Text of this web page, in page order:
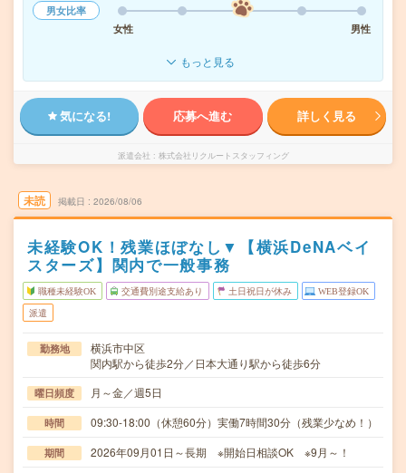
男女比率
女性
男性
もっと見る
気になる! 応募へ進む 詳しく見る
派遣会社 株式会社リクルートスタッフィング
未読 掲載日 2026/08/06
未経験OK！残業ほぼなし▼【横浜DeNAベイ
スターズ】関内で一般事務
職種未経験OK 交通費別途支給あり 土日祝日が休み WEB登録OK
派遣
勤務地
横浜市中区
関内駅から徒歩2分／日本大通り駅から徒歩6分
曜日頻度 月～金／週5日
時間 09:30-18:00（休憩60分）実働7時間30分（残業少なめ！）
期間 2026年09月01日～長期 ※開始日相談OK ※9月～！